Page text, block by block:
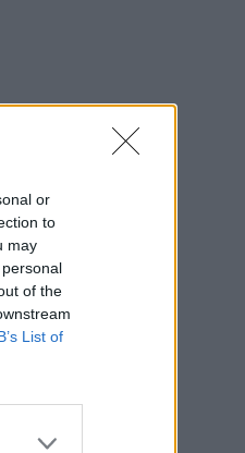
or
to
may
of the
List of